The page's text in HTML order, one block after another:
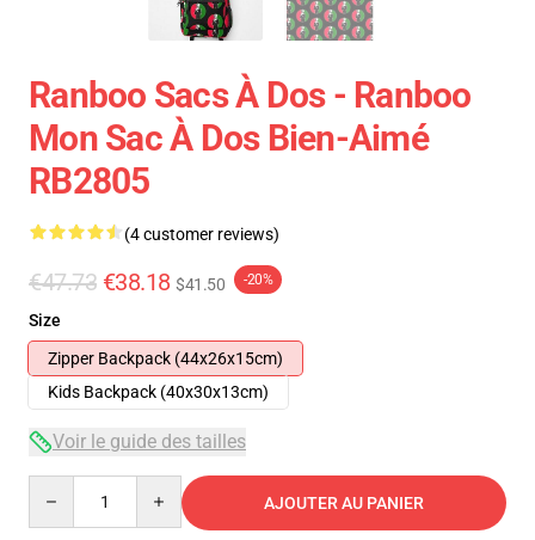
Ranboo Sacs À Dos - Ranboo
Mon Sac À Dos Bien-Aimé
RB2805
(4 customer reviews)
€47.73 €38.18 $41.50 -20%
Size
Zipper Backpack (44x26x15cm)
Kids Backpack (40x30x13cm)
Voir le guide des tailles
AJOUTER AU PANIER